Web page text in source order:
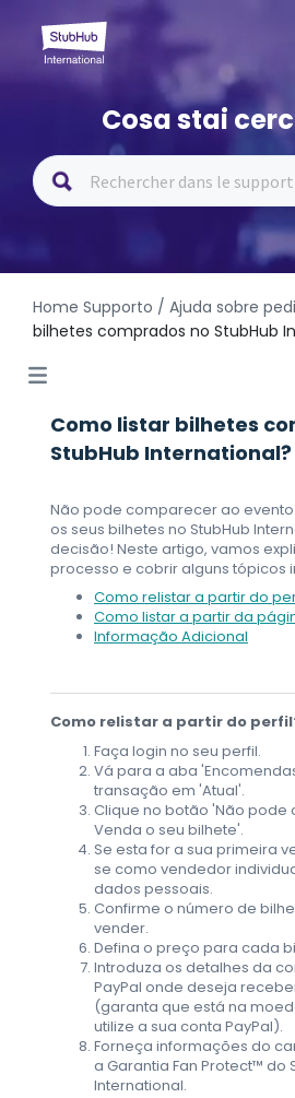
Cosa stai
Home Supporto / Ajuda sobre
bilhetes comprados no StubHub
Como listar bilhetes
StubHub International?
Não pode comparecer ao
os seus bilhetes no StubHub
decisão! Neste artigo, vamos
processo e cobrir alguns tópicos
Como relistar a partir do
Como listar a partir da
Informação Adicional
Como relistar a partir do
Faça login no seu perfil.
Vá para a aba
transação em 'Atual'.
Clique no botão 'Não pode
Venda o seu bilhete'.
Se esta for a sua primeira
se como vendedor
dados pessoais.
Confirme o número de
vender.
Defina o preço para cada
Introduza os detalhes da
PayPal onde deseja
(garanta que está na
utilize a sua conta PayPal).
Forneça informações do
a Garantia Fan Protect™ do
International.